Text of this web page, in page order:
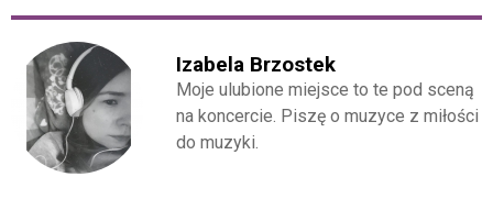
Izabela Brzostek
Moje ulubione miejsce to te pod sceną
na koncercie. Piszę o muzyce z miłości
do muzyki.